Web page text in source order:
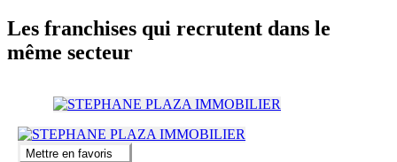
Les franchises qui recrutent dans le
même secteur
Mettre en favoris